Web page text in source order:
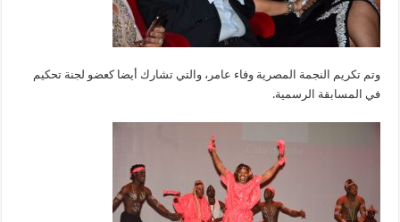
وتم تكريم النجمة المصرية وفاء عامر، والتي تشارك أيضا كعضو لجنة تحكيم
في المسابقة الرسمية.